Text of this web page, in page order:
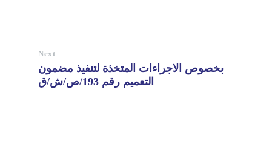
Next
بخصوص الاجراءات المتخذة لتنفيذ مضمون
التعميم رقم 193/ص/ش/ق